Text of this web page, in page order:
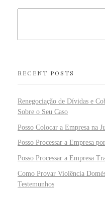
RECENT POSTS
Renegociação de Dívidas e
Sobre o Seu Caso
Posso Colocar a Empresa na
Posso Processar a Empresa
Posso Processar a Empresa
Como Provar Violência
Testemunhos